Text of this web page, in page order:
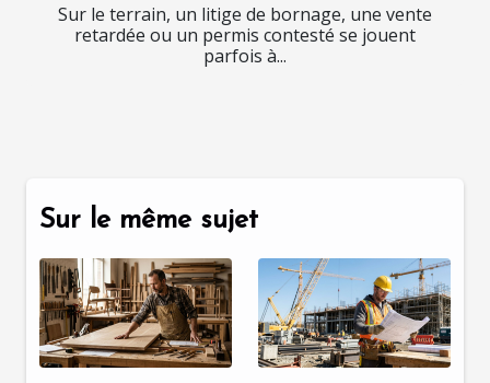
Sur le terrain, un litige de bornage, une vente
retardée ou un permis contesté se jouent
parfois à...
Sur le même sujet